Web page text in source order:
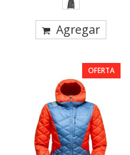
Agregar
OFERTA